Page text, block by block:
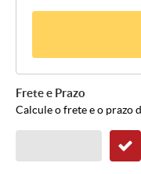
Frete e Prazo
Calcule o frete e o prazo